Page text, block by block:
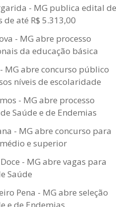
- MG publica edital de
até R$ 5.313,00
- MG abre processo
da educação básica
MG abre concurso público
níveis de escolaridade
- MG abre processo
Saúde e de Endemias
- MG abre concurso para
e superior
- MG abre vagas para
Saúde
Pena - MG abre seleção